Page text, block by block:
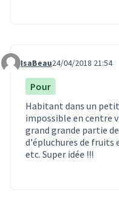
Commentaire 655
IsaBeau24/04/2018 21:54
Pour
Habitant dans un
impossible en centre
grand grande partie
d'épluchures de fruits
etc. Super idée !!!